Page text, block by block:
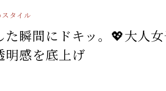
タイル
た瞬間にドキッ。💖大人
明感を底上げ